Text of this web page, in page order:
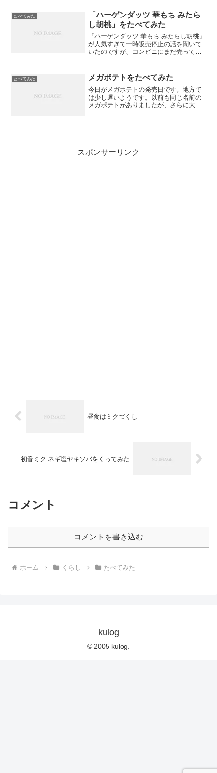
たべてみた
「ハーゲンダッツ 華もち みたら
し胡桃」をたべてみた
「ハーゲンダッツ 華もち みたらし胡桃」
が人気すぎて一時販売停止の話を聞いて
いたのですが、コンビニにまだ売ってる
た。
たべてみた メガポテトをたべてみた
今日がメガポテトの発売日です。地方で
は少し遅いようです。以前も同じ名前の
メガポテトがありましたが、さらに大き
スポンサーリンク
昼食はミクづくし
初音ミク ネギ塩ヤキソバをくってみた
コメント
コメントを書き込む
ホーム くらし たべてみた
kulog
© 2005 kulog.